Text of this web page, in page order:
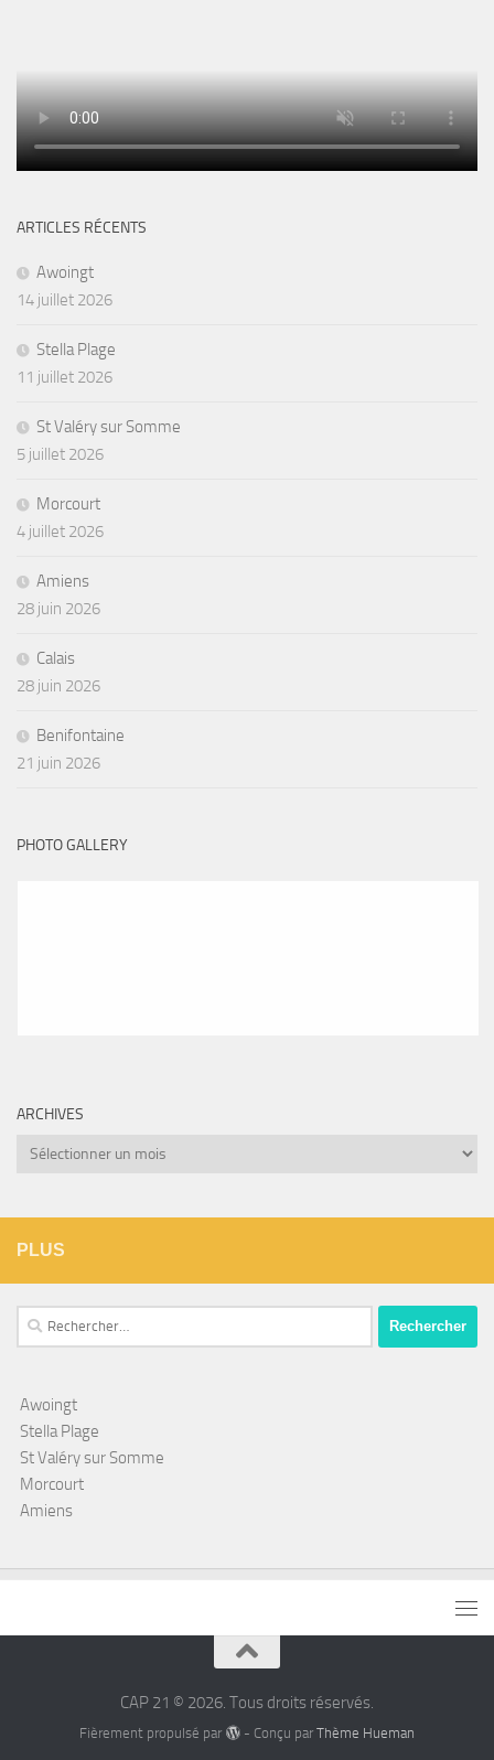
ARTICLES RÉCENTS
Awoingt
14 juillet 2026
Stella Plage
11 juillet 2026
St Valéry sur Somme
5 juillet 2026
Morcourt
4 juillet 2026
Amiens
28 juin 2026
Calais
28 juin 2026
Benifontaine
21 juin 2026
PHOTO GALLERY
ARCHIVES
Archives
PLUS
Rechercher :
Awoingt
Stella Plage
St Valéry sur Somme
Morcourt
Amiens
CAP 21 © 2026. Tous droits réservés.
Fièrement propulsé par - Conçu par Thème Hueman